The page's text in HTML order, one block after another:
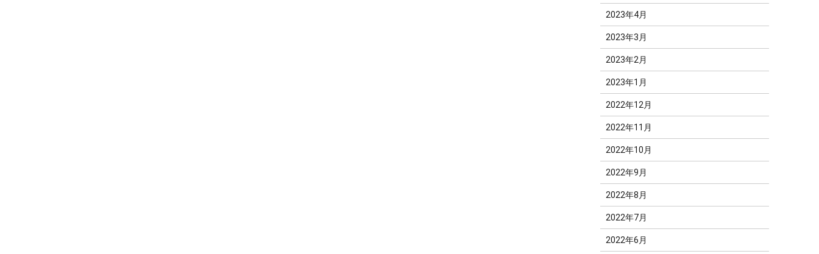
2023年4月
2023年3月
2023年2月
2023年1月
2022年12月
2022年11月
2022年10月
2022年9月
2022年8月
2022年7月
2022年6月